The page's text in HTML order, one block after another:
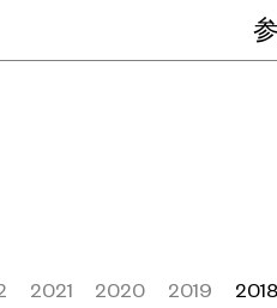
2021 2020 2019 2018